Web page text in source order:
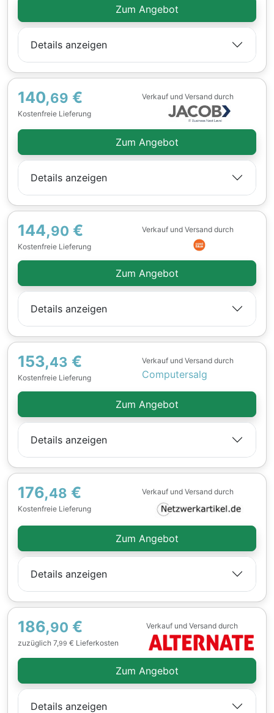
Zum Angebot
Details anzeigen
140,69 €
Kostenfreie Lieferung
Verkauf und Versand durch
Zum Angebot
Details anzeigen
144,90 €
Kostenfreie Lieferung
Verkauf und Versand durch
Zum Angebot
Details anzeigen
153,43 €
Kostenfreie Lieferung
Verkauf und Versand durch
Computersalg
Zum Angebot
Details anzeigen
176,48 €
Kostenfreie Lieferung
Verkauf und Versand durch
Zum Angebot
Details anzeigen
186,90 €
zuzüglich 7,99 € Lieferkosten
Verkauf und Versand durch
Zum Angebot
Details anzeigen